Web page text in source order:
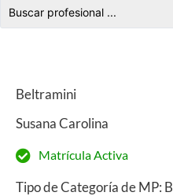
Beltramini
Susana Carolina
Matrícula Activa
Tipo de Categoría de MP: B